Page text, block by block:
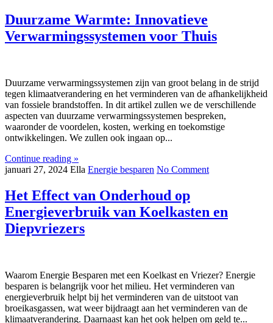
Duurzame Warmte: Innovatieve
Verwarmingssystemen voor Thuis
Duurzame verwarmingssystemen zijn van groot belang in de strijd
tegen klimaatverandering en het verminderen van de afhankelijkheid
van fossiele brandstoffen. In dit artikel zullen we de verschillende
aspecten van duurzame verwarmingssystemen bespreken,
waaronder de voordelen, kosten, werking en toekomstige
ontwikkelingen. We zullen ook ingaan op...
Continue reading »
januari 27, 2024 Ella Energie besparen No Comment
Het Effect van Onderhoud op
Energieverbruik van Koelkasten en
Diepvriezers
Waarom Energie Besparen met een Koelkast en Vriezer? Energie
besparen is belangrijk voor het milieu. Het verminderen van
energieverbruik helpt bij het verminderen van de uitstoot van
broeikasgassen, wat weer bijdraagt aan het verminderen van de
klimaatverandering. Daarnaast kan het ook helpen om geld te...